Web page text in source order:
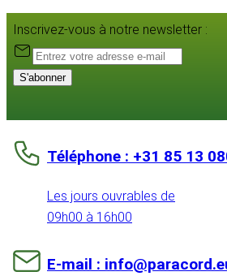
Inscrivez-vous à notre newsletter :
S'abonner
Téléphone : +31 85 13
Les jours ouvrables de
09h00 à 16h00
E-mail :